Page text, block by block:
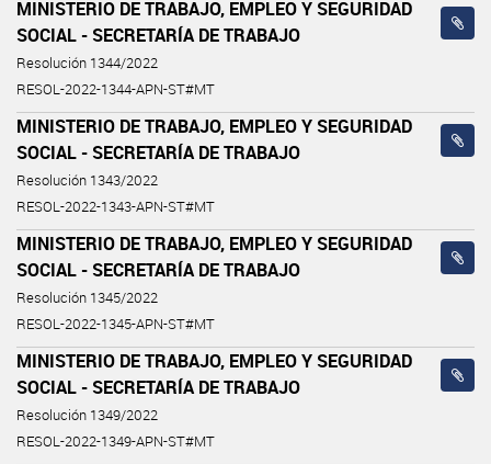
MINISTERIO DE TRABAJO, EMPLEO Y SEGURIDAD
SOCIAL - SECRETARÍA DE TRABAJO
Resolución 1344/2022
RESOL-2022-1344-APN-ST#MT
MINISTERIO DE TRABAJO, EMPLEO Y SEGURIDAD
SOCIAL - SECRETARÍA DE TRABAJO
Resolución 1343/2022
RESOL-2022-1343-APN-ST#MT
MINISTERIO DE TRABAJO, EMPLEO Y SEGURIDAD
SOCIAL - SECRETARÍA DE TRABAJO
Resolución 1345/2022
RESOL-2022-1345-APN-ST#MT
MINISTERIO DE TRABAJO, EMPLEO Y SEGURIDAD
SOCIAL - SECRETARÍA DE TRABAJO
Resolución 1349/2022
RESOL-2022-1349-APN-ST#MT